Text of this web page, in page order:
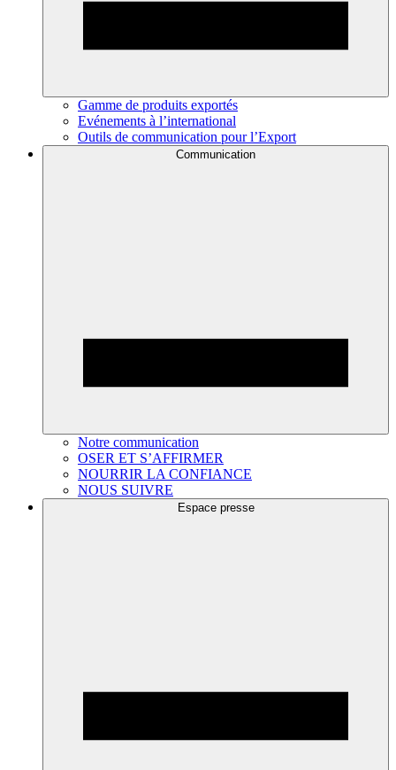
Gamme de produits exportés
Evénements à l’international
Outils de communication pour l’Export
Communication
Notre communication
OSER ET S’AFFIRMER
NOURRIR LA CONFIANCE
NOUS SUIVRE
Espace presse